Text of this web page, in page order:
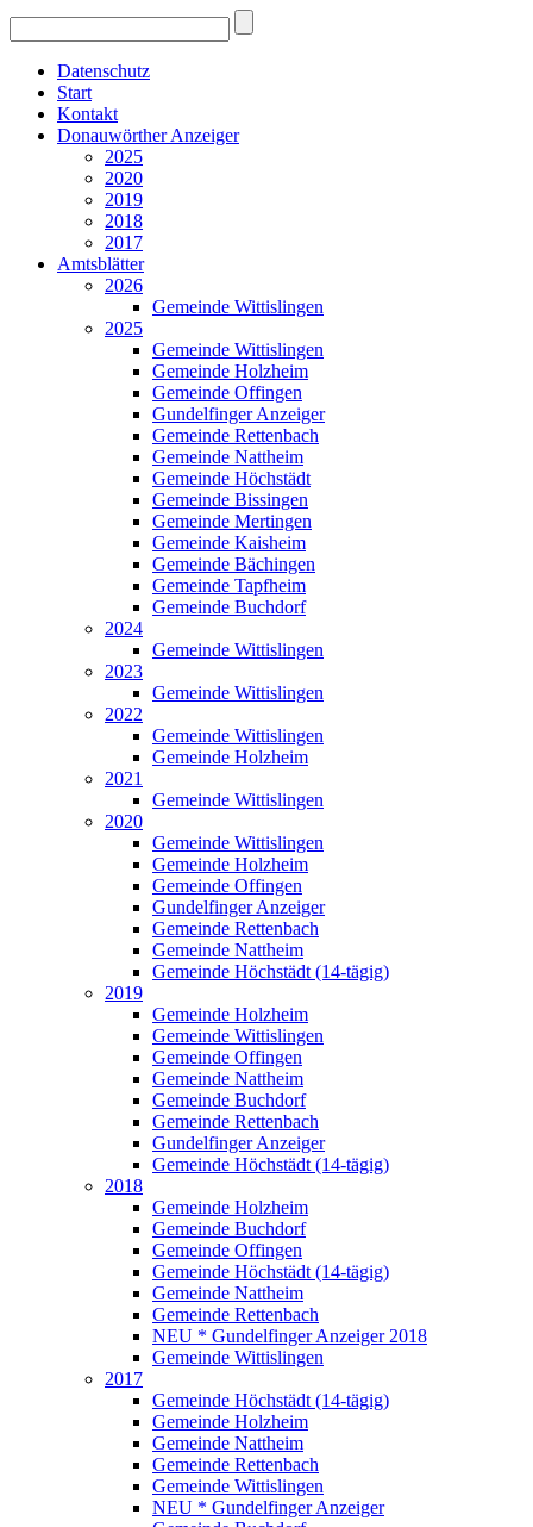
Datenschutz
Start
Kontakt
Donauwörther Anzeiger
2025
2020
2019
2018
2017
Amtsblätter
2026
Gemeinde Wittislingen
2025
Gemeinde Wittislingen
Gemeinde Holzheim
Gemeinde Offingen
Gundelfinger Anzeiger
Gemeinde Rettenbach
Gemeinde Nattheim
Gemeinde Höchstädt
Gemeinde Bissingen
Gemeinde Mertingen
Gemeinde Kaisheim
Gemeinde Bächingen
Gemeinde Tapfheim
Gemeinde Buchdorf
2024
Gemeinde Wittislingen
2023
Gemeinde Wittislingen
2022
Gemeinde Wittislingen
Gemeinde Holzheim
2021
Gemeinde Wittislingen
2020
Gemeinde Wittislingen
Gemeinde Holzheim
Gemeinde Offingen
Gundelfinger Anzeiger
Gemeinde Rettenbach
Gemeinde Nattheim
Gemeinde Höchstädt (14-tägig)
2019
Gemeinde Holzheim
Gemeinde Wittislingen
Gemeinde Offingen
Gemeinde Nattheim
Gemeinde Buchdorf
Gemeinde Rettenbach
Gundelfinger Anzeiger
Gemeinde Höchstädt (14-tägig)
2018
Gemeinde Holzheim
Gemeinde Buchdorf
Gemeinde Offingen
Gemeinde Höchstädt (14-tägig)
Gemeinde Nattheim
Gemeinde Rettenbach
NEU * Gundelfinger Anzeiger 2018
Gemeinde Wittislingen
2017
Gemeinde Höchstädt (14-tägig)
Gemeinde Holzheim
Gemeinde Nattheim
Gemeinde Rettenbach
Gemeinde Wittislingen
NEU * Gundelfinger Anzeiger